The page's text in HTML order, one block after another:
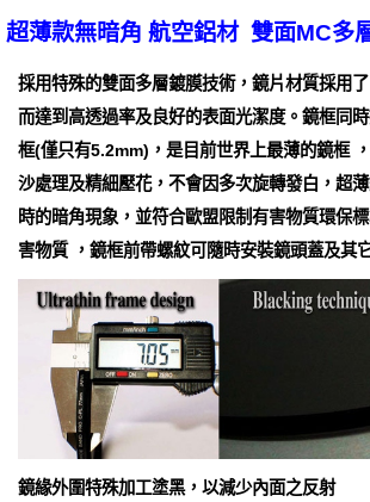
超薄款無暗角 航空鋁材 雙面MC多
採用特殊的雙面多層鍍膜技術，鏡片材質採用
而達到高透過率及良好的表面光潔度。鏡框同
框(僅只有5.2mm)，是目前世界上最薄的鏡框
沙處理及精細壓花，不會因多次旋轉發白，超
時的暗角現象，並符合歐盟限制有害物質環保
害物質 ，鏡框前帶螺紋可隨時安裝鏡頭蓋及其
鏡緣外圍特殊加工塗黑，以減少內面之反射